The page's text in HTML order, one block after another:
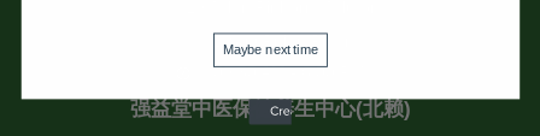
11600 Pulau Pinang.
09:30 AM - 6:00 PM
强益堂中医保健养生中心(北赖)
Maybe next time